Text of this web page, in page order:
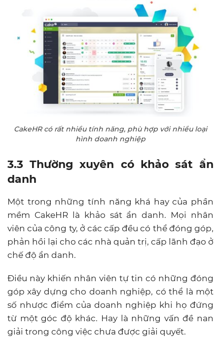
CakeHR có rất nhiều tính năng, phù hợp với nhiều loại
hình doanh nghiệp
3.3 Thường xuyên có khảo sát ẩn
danh
Một trong những tính năng khá hay của phần
mềm CakeHR là khảo sát ẩn danh. Mọi nhân
viên của công ty, ở các cấp đều có thể đóng góp,
phản hồi lại cho các nhà quản trị, cấp lãnh đạo ở
chế độ ẩn danh.
Điều này khiến nhân viên tự tin có những đóng
góp xây dựng cho doanh nghiệp, có thể là một
số nhược điểm của doanh nghiệp khi họ đứng
từ một góc độ khác. Hay là những vấn đề nan
giải trong công việc chưa được giải quyết.